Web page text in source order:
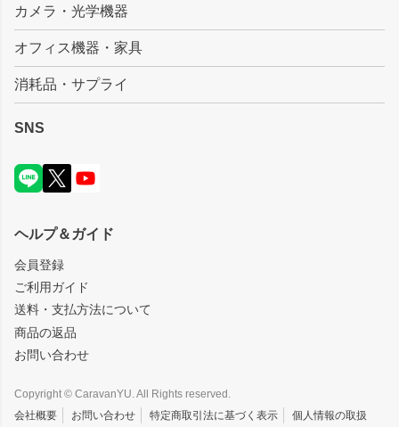
カメラ・光学機器
オフィス機器・家具
消耗品・サプライ
SNS
ヘルプ＆ガイド
会員登録
ご利用ガイド
送料・支払方法について
商品の返品
お問い合わせ
Copyright © CaravanYU. All Rights reserved.
会社概要
お問い合わせ 特定商取引法に基づく表示 個人情報の取扱